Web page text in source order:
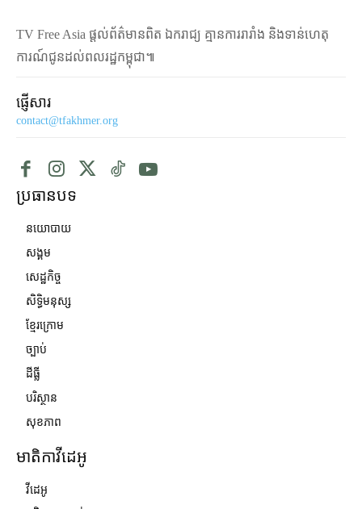
TV Free Asia ផ្ដល់ព័ត៌មានពិត ឯករាជ្យ គ្មានការរារាំង និងទាន់ហេតុ
ការណ៍ជូនដល់ពលរដ្ឋកម្ពុជា៕
ផ្ញើសារ
contact@tfakhmer.org
ប្រធានបទ
នយោបាយ
សង្គម
សេដ្ឋកិច្ច
សិទ្ធិមនុស្ស
ខ្មែរក្រោម
ច្បាប់
ដីធ្លី
បរិស្ថាន
សុខភាព
មាតិកាវីដេអូ
វីដេអូ